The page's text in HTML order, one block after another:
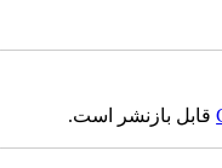
قابل بازنشر است.